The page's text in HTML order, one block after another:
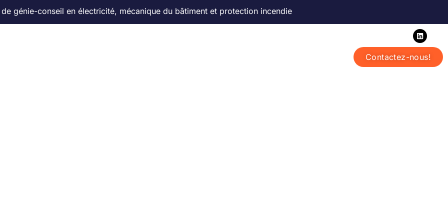
de génie-conseil en électricité, mécanique du bâtiment et protection incendie
Contactez-nous!